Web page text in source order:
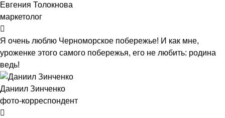
Евгения Толокнова
маркетолог
Я очень люблю Черноморское побережье! И как мне,
уроженке этого самого побережья, его не любить: родина
ведь!
Даниил Зинченко
фото-корреспондент